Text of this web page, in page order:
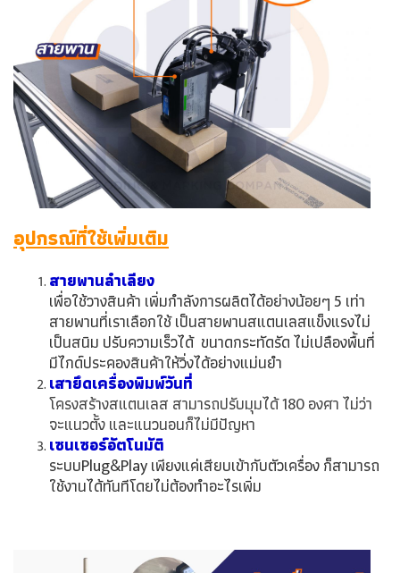
อุปกรณ์ที่ใช้เพิ่มเติม
สายพานลำเลียง
เพื่อใช้วางสินค้า เพิ่มกำลังการผลิตได้อย่างน้อยๆ 5 เท่า
สายพานที่เราเลือกใช้ เป็นสายพานสแตนเลสแข็งแรงไม่
เป็นสนิม ปรับความเร็วได้ ขนาดกระทัดรัด ไม่เปลืองพื้นที่
มีไกด์ประคองสินค้าให้วิ่งได้อย่างแม่นยำ
เสายึดเครื่องพิมพ์วันที่
โครงสร้างสแตนเลส สามารถปรับมุมได้ 180 องศา ไม่ว่า
จะแนวตั้ง และแนวนอนก็ไม่มีปัญหา
เซนเซอร์อัตโนมัติ
ระบบPlug&Play เพียงแค่เสียบเข้ากับตัวเครื่อง ก็สามารถ
ใช้งานได้ทันทีโดยไม่ต้องทำอะไรเพิ่ม